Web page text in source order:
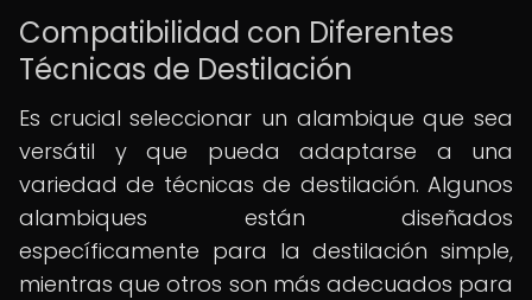
Compatibilidad con Diferentes
Técnicas de Destilación
Es crucial seleccionar un alambique que sea
versátil y que pueda adaptarse a una
variedad de técnicas de destilación. Algunos
alambiques están diseñados
específicamente para la destilación simple,
mientras que otros son más adecuados para